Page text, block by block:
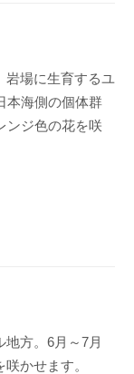
岩場に生育するユ
本海側の個体群
ンジ色の花を咲
方。6月～7月
かせます。